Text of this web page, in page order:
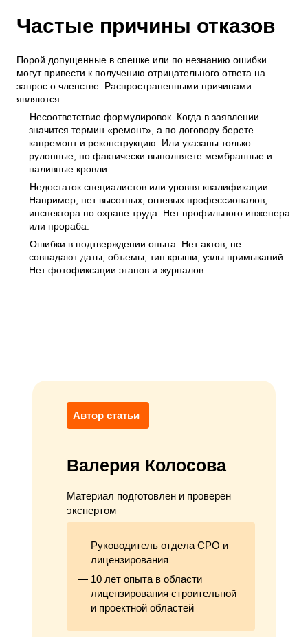
Частые причины отказов
Порой допущенные в спешке или по незнанию ошибки
могут привести к получению отрицательного ответа на
запрос о членстве. Распространенными причинами
являются:
Несоответствие формулировок. Когда в заявлении
значится термин «ремонт», а по договору берете
капремонт и реконструкцию. Или указаны только
рулонные, но фактически выполняете мембранные и
наливные кровли.
Недостаток специалистов или уровня квалификации.
Например, нет высотных, огневых профессионалов,
инспектора по охране труда. Нет профильного инженера
или прораба.
Ошибки в подтверждении опыта. Нет актов, не
совпадают даты, объемы, тип крыши, узлы примыканий.
Нет фотофиксации этапов и журналов.
Автор статьи
Валерия Колосова
Материал подготовлен и проверен
экспертом
Руководитель отдела СРО и
лицензирования
10 лет опыта в области
лицензирования строительной
и проектной областей